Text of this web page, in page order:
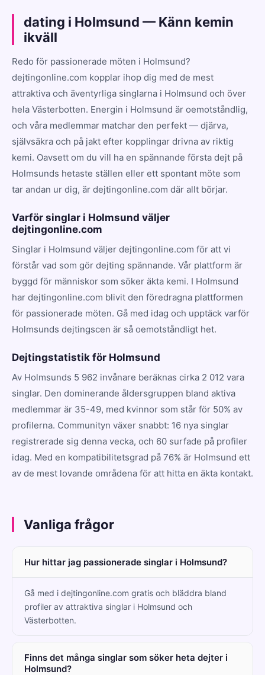
dating i Holmsund — Känn kemin
ikväll
Redo för passionerade möten i Holmsund?
dejtingonline.com kopplar ihop dig med de mest
attraktiva och äventyrliga singlarna i Holmsund och över
hela Västerbotten. Energin i Holmsund är oemotståndlig,
och våra medlemmar matchar den perfekt — djärva,
självsäkra och på jakt efter kopplingar drivna av riktig
kemi. Oavsett om du vill ha en spännande första dejt på
Holmsunds hetaste ställen eller ett spontant möte som
tar andan ur dig, är dejtingonline.com där allt börjar.
Varför singlar i Holmsund väljer
dejtingonline.com
Singlar i Holmsund väljer dejtingonline.com för att vi
förstår vad som gör dejting spännande. Vår plattform är
byggd för människor som söker äkta kemi. I Holmsund
har dejtingonline.com blivit den föredragna plattformen
för passionerade möten. Gå med idag och upptäck varför
Holmsunds dejtingscen är så oemotståndligt het.
Dejtingstatistik för Holmsund
Av Holmsunds 5 962 invånare beräknas cirka 2 012 vara
singlar. Den dominerande åldersgruppen bland aktiva
medlemmar är 35-49, med kvinnor som står för 50% av
profilerna. Communityn växer snabbt: 16 nya singlar
registrerade sig denna vecka, och 60 surfade på profiler
idag. Med en kompatibilitetsgrad på 76% är Holmsund ett
av de mest lovande områdena för att hitta en äkta kontakt.
Vanliga frågor
Hur hittar jag passionerade singlar i Holmsund?
Gå med i dejtingonline.com gratis och bläddra bland
profiler av attraktiva singlar i Holmsund och
Västerbotten.
Finns det många singlar som söker heta dejter i
Holmsund?